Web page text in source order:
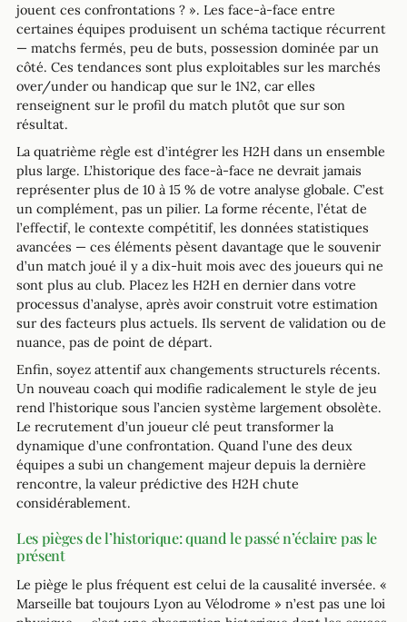
jouent ces confrontations ? ». Les face-à-face entre
certaines équipes produisent un schéma tactique récurrent
— matchs fermés, peu de buts, possession dominée par un
côté. Ces tendances sont plus exploitables sur les marchés
over/under ou handicap que sur le 1N2, car elles
renseignent sur le profil du match plutôt que sur son
résultat.
La quatrième règle est d’intégrer les H2H dans un ensemble
plus large. L’historique des face-à-face ne devrait jamais
représenter plus de 10 à 15 % de votre analyse globale. C’est
un complément, pas un pilier. La forme récente, l’état de
l’effectif, le contexte compétitif, les données statistiques
avancées — ces éléments pèsent davantage que le souvenir
d’un match joué il y a dix-huit mois avec des joueurs qui ne
sont plus au club. Placez les H2H en dernier dans votre
processus d’analyse, après avoir construit votre estimation
sur des facteurs plus actuels. Ils servent de validation ou de
nuance, pas de point de départ.
Enfin, soyez attentif aux changements structurels récents.
Un nouveau coach qui modifie radicalement le style de jeu
rend l’historique sous l’ancien système largement obsolète.
Le recrutement d’un joueur clé peut transformer la
dynamique d’une confrontation. Quand l’une des deux
équipes a subi un changement majeur depuis la dernière
rencontre, la valeur prédictive des H2H chute
considérablement.
Les pièges de l’historique: quand le passé n’éclaire pas le
présent
Le piège le plus fréquent est celui de la causalité inversée. «
Marseille bat toujours Lyon au Vélodrome » n’est pas une loi